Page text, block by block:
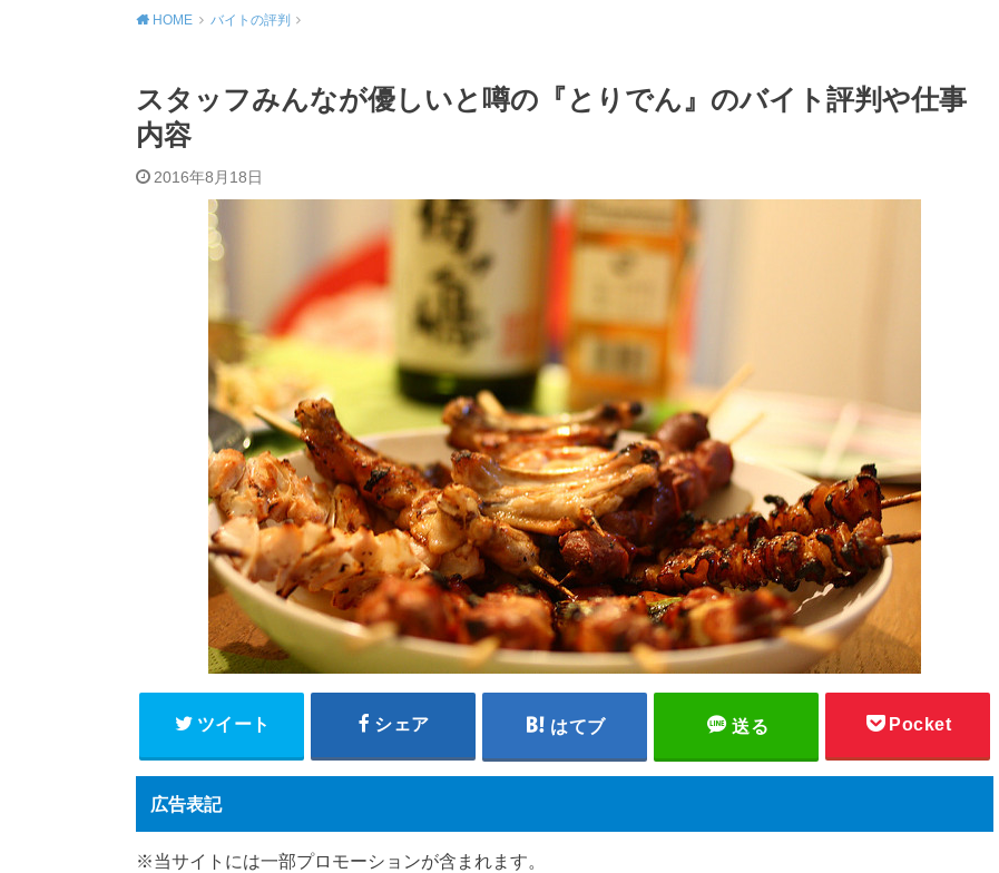
HOME バイトの評判
スタッフみんなが優しいと噂の『とりでん』のバイト評判や仕事
内容
2016年8月18日
ツイート シェア はてブ 送る Pocket
広告表記
※当サイトには一部プロモーションが含まれます。